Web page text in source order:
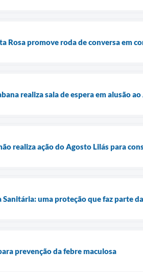
Rosa promove roda de conversa em
realiza sala de espera em alusão
realiza ação do Agosto Lilás para
Sanitária: uma proteção que faz parte
prevenção da febre maculosa